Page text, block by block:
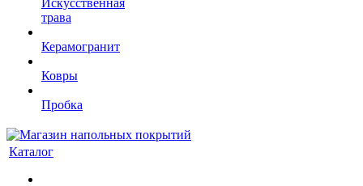
Искусственная
трава
Керамогранит
Ковры
Пробка
Каталог